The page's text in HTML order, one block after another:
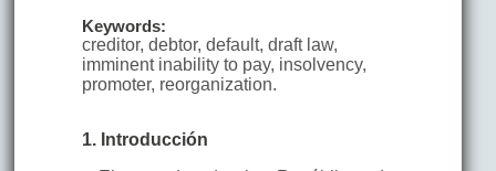
Keywords:
creditor, debtor, default, draft law,
imminent inability to pay, insolvency,
promoter, reorganization.
1. Introducción